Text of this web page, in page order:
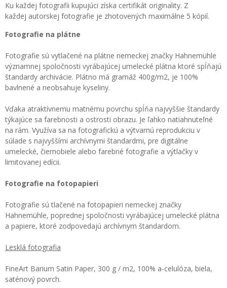
Ku každej fotografii kupujúci získa certifikát originality. Z
každej autorskej fotografie je zhotovených maximálne 5 kópií.
Fotografie na plátne
Fotografie sú vytlačené na plátne nemeckej značky Hahnemühle
významnej spoločnosti vyrábajúcej umelecké plátna ktoré spĺňajú
štandardy archivácie. Plátno má gramáž 400g/m2, je 100%
bavlnené a neobsahuje kyseliny.
Vďaka atraktívnemu matnému povrchu spĺňa najvyššie štandardy
týkajúce sa farebnosti a ostrosti obrazu. Je ľahko natiahnuteľné
na rám. Využíva sa na fotografickú a výtvarnú reprodukciu v
súlade s najvyššími archívnymi štandardmi, pre digitálne
umelecké, čiernobiele alebo farebné fotografie a výtlačky v
limitovanej edícii.
Fotografie na fotopapieri
Fotografie sú tlačené na fotopapieri nemeckej značky
Hahnemühle, poprednej spoločnosti vyrábajúcej umelecké plátna
a papiere, ktoré zodpovedajú archívnym štandardom.
Lesklá fotografia
FineArt Barium Satin Paper, 300 g / m2, 100% a-celulóza, biela,
saténový povrch.